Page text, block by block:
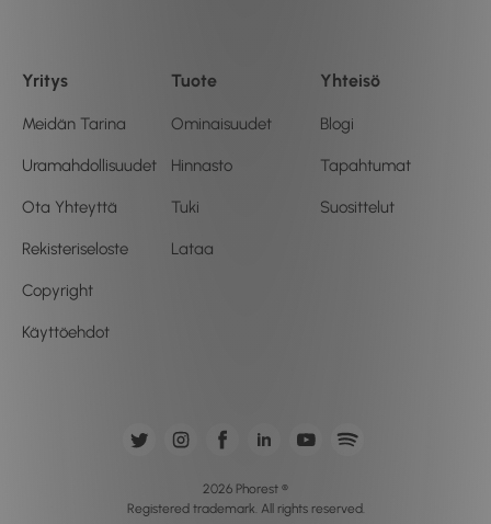
Yritys
Meidän Tarina
Uramahdollisuudet
Ota Yhteyttä
Rekisteriseloste
Copyright
Käyttöehdot
Tuote
Ominaisuudet
Hinnasto
Tuki
Lataa
Yhteisö
Blogi
Tapahtumat
Suosittelut
2026 Phorest ®
Registered trademark. All rights reserved.